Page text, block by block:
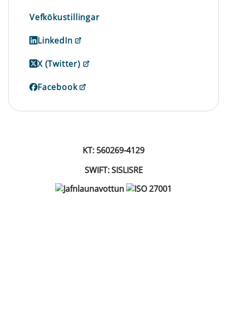
Vefkökustillingar
LinkedIn
X (Twitter)
Facebook
KT: 560269-4129
SWIFT: SISLISRE